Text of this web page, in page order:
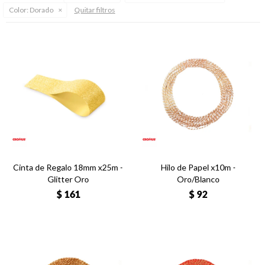
Color: Dorado Quitar filtros
Cinta de Regalo 18mm x25m -
Glitter Oro
$ 161
Hilo de Papel x10m -
Oro/Blanco
$ 92